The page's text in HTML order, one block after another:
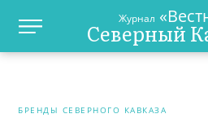
Журнал
Северный
БРЕНДЫ СЕВЕРНОГО КАВКАЗА